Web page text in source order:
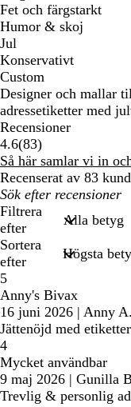
Fet och färgstarkt
Humor & skoj
Jul
Konservativt
Custom
Designer och mallar
adressetiketter med
Recensioner
4.6(8383
recensioner
)
Så här samlar vi in
Recenserat av 83
Mina
inmatade
sökningar
Filtrera
efter
Sortera
efter
5
Anny's Bivax
16 juni 2026 | Anny A.
Jättenöjd med
4
Mycket användbar
9 maj 2026 | Gunilla
Trevlig & personlig